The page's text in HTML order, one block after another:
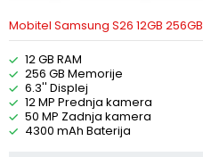
Mobitel Samsung S26 12GB 256GB
12 GB RAM
256 GB Memorije
6.3'' Displej
12 MP Prednja kamera
50 MP Zadnja kamera
4300 mAh Baterija